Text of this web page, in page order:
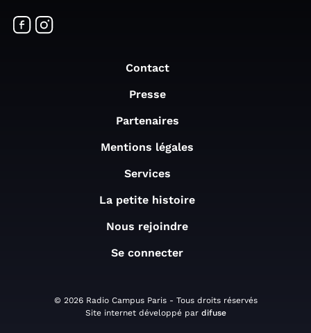
Contact
Presse
Partenaires
Mentions légales
Services
La petite histoire
Nous rejoindre
Se connecter
© 2026 Radio Campus Paris - Tous droits réservés
Site internet développé par difuse